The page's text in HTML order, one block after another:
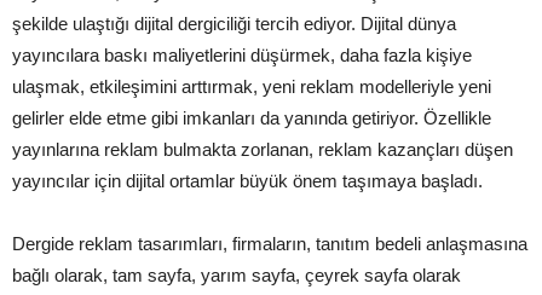
şekilde ulaştığı dijital dergiciliği tercih ediyor. Dijital dünya
yayıncılara baskı maliyetlerini düşürmek, daha fazla kişiye
ulaşmak, etkileşimini arttırmak, yeni reklam modelleriyle yeni
gelirler elde etme gibi imkanları da yanında getiriyor. Özellikle
yayınlarına reklam bulmakta zorlanan, reklam kazançları düşen
yayıncılar için dijital ortamlar büyük önem taşımaya başladı.
Dergide reklam tasarımları, firmaların, tanıtım bedeli anlaşmasına
bağlı olarak, tam sayfa, yarım sayfa, çeyrek sayfa olarak